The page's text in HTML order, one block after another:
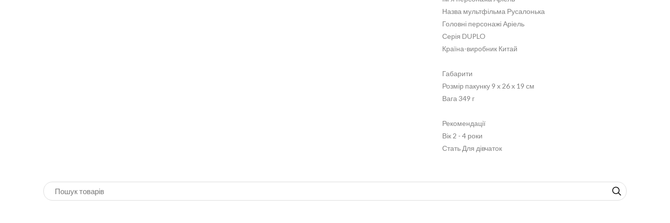
Назва мультфільма Русалонька
Головні персонажі Аріель
Серія DUPLO
Країна-виробник Китай
Габарити
Розмір пакунку 9 x 26 x 19 см
Вага 349 г
Рекомендації
Вік 2 - 4 роки
Стать Для дівчаток